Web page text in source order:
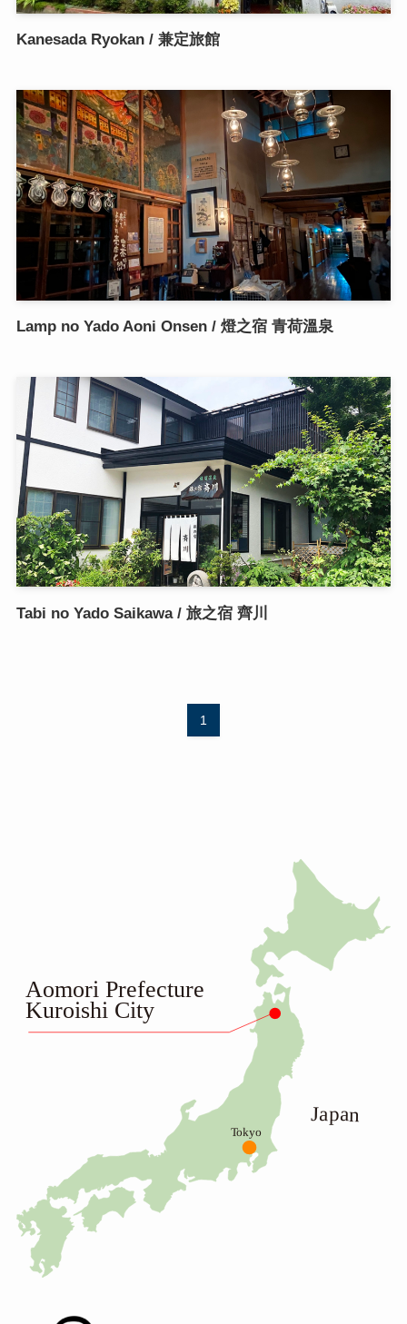
Kanesada Ryokan / 兼定旅館
Lamp no Yado Aoni Onsen / 燈之宿 青荷溫泉
Tabi no Yado Saikawa / 旅之宿 齊川
1